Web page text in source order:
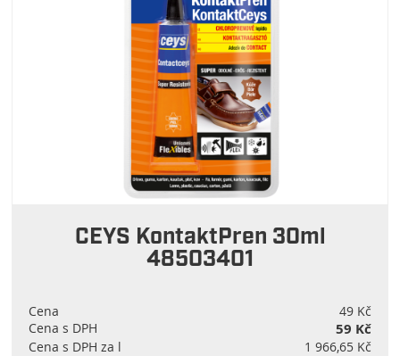
CEYS KontaktPren 30ml
48503401
Cena
49 Kč
Cena s DPH
59 Kč
Cena s DPH za l 1 966,65 Kč